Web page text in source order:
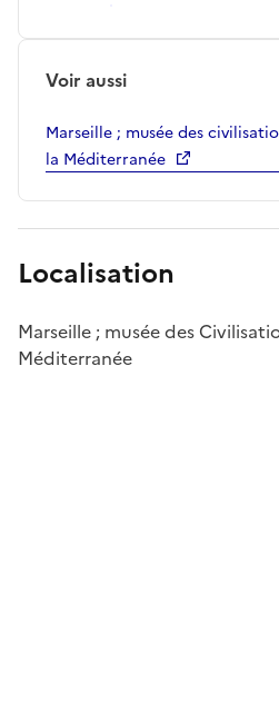
Voir aussi
Marseille ; musée des
la Méditerranée
Localisation
Marseille ; musée des
Méditerranée